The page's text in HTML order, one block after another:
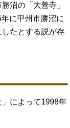
沼の「大善寺」
に甲州市勝沼に
たとする説が存
によって1998年